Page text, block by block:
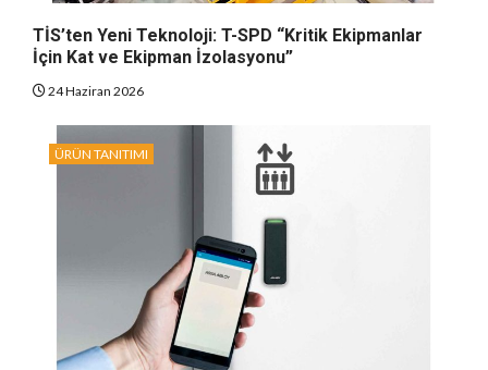
TİS’ten Yeni Teknoloji: T-SPD “Kritik Ekipmanlar
İçin Kat ve Ekipman İzolasyonu”
24 Haziran 2026
ÜRÜN TANITIMI